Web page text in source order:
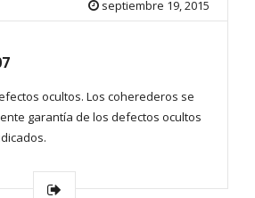
septiembre 19, 2015
ocultos. Los coherederos se
garantía de los defectos ocultos